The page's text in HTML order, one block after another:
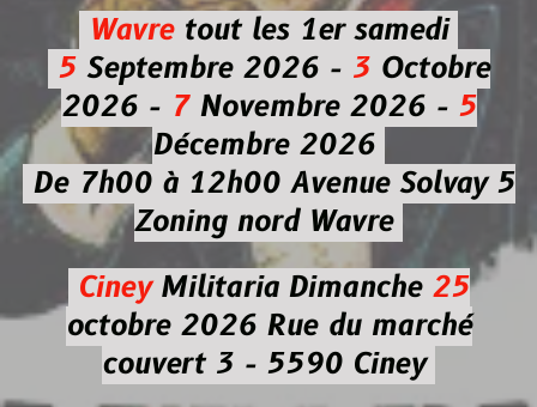
Wavretout les 1er samedi
5Septembre 2026 - 3Octobre
2026 -7Novembre 2026 - 5
Décembre 2026
De 7h00 à 12h00 Avenue Solvay 5
Zoning nord Wavre
CineyMilitaria Dimanche 25
octobre 2026Rue du marché
couvert 3 - 5590 Ciney